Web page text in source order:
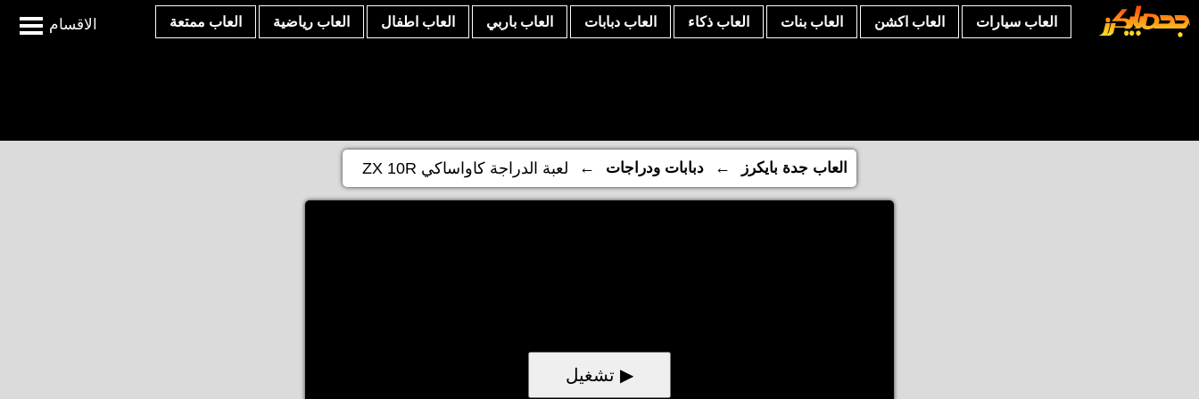
الاقسام العاب سيارات العاب اكشن العاب بنات العاب ذكاء العاب دبابات العاب باربي العاب اطفال العاب رياضية العاب ممتعة
العاب جدة بايكرز ← دبابات ودراجات ← لعبة الدراجة كاواساكي ZX 10R
▶ تشغيل